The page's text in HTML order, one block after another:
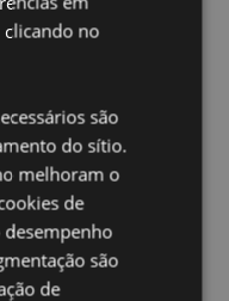
na Puckator?
o cliente.
x 6.5 x 4cm
no
são
do sítio.
melhoram o
de
são
de